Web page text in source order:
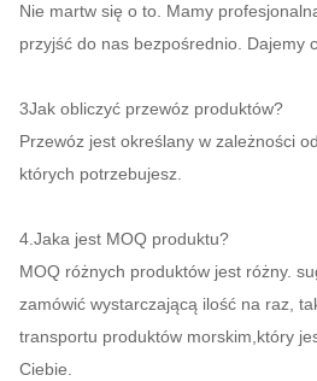
Nie martw się o to. Mamy
przyjść do nas bezpośrednio. Dajemy
3Jak obliczyć przewóz produktów?
Przewóz jest określany w zależności
których potrzebujesz.
4.Jaka jest MOQ produktu?
MOQ różnych produktów jest różny.
zamówić wystarczającą ilość na raz,
transportu produktów morskim,który
Ciebie.